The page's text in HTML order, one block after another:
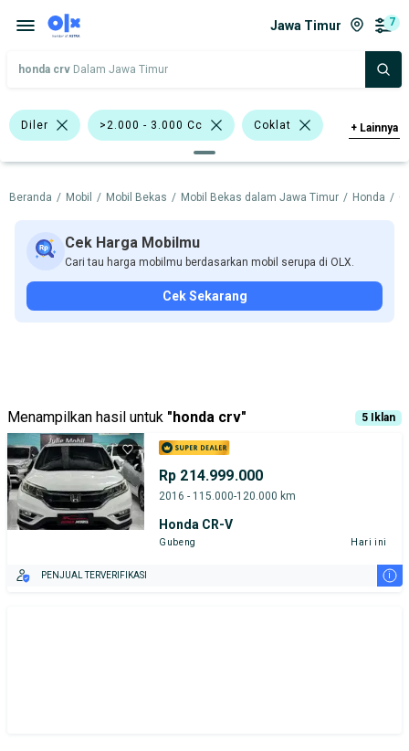
Jawa Timur 7
honda crv Dalam Jawa Timur
Diler >2.000 - 3.000 Cc Coklat
Ungu Putih Bursa Mobil DTC
Bursa Mobil BG Junction Surabaya SUV
Hatchback Honda CR-V
+ Lainnya
Beranda / Mobil / Mobil Bekas / Mobil Bekas dalam Jawa Timur / Honda /
Cek Harga Mobilmu
Cari tau harga mobilmu berdasarkan mobil serupa di OLX.
Cek Sekarang
Menampilkan hasil untuk "honda crv" 5 Iklan
Rp 214.999.000
2016 - 115.000-120.000 km
Honda CR-V
Gubeng Hari ini
PENJUAL TERVERIFIKASI i